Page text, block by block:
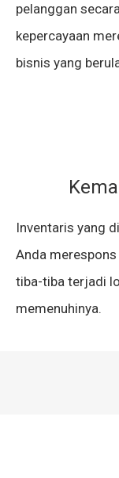
pelanggan
kepercayaan
bisnis yang
Inventaris yang
Anda
tiba-tiba terjadi
memenuhinya.